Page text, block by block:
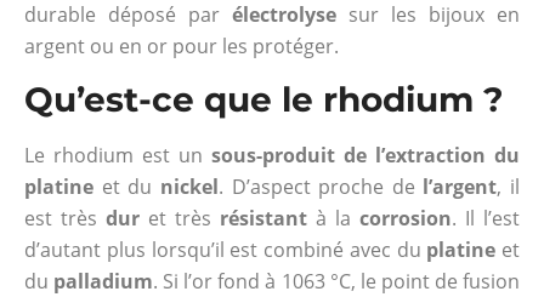
durable déposé par électrolyse sur les bijoux en
argent ou en or pour les protéger.
Qu’est-ce que le rhodium ?
Le rhodium est un sous-produit de l’extraction du
platine et du nickel. D’aspect proche de l’argent, il
est très dur et très résistant à la corrosion. Il l’est
d’autant plus lorsqu’il est combiné avec du platine et
du palladium. Si l’or fond à 1063 °C, le point de fusion